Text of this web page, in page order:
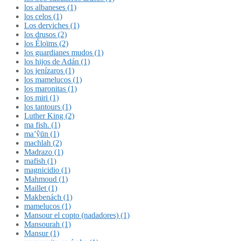
los albaneses (1)
los celos (1)
Los derviches (1)
los drusos (2)
los Éloïms (2)
los guardianes mudos (1)
los hijos de Adán (1)
los jenízaros (1)
los mamelucos (1)
los maronitas (1)
los miri (1)
los tantours (1)
Luther King (2)
ma fish. (1)
ma’ŷūn (1)
machlah (2)
Madrazo (1)
mafish (1)
magnicidio (1)
Mahmoud (1)
Maillet (1)
Makbenách (1)
mamelucos (1)
Mansour el copto (nadadores) (1)
Mansourah (1)
Mansur (1)